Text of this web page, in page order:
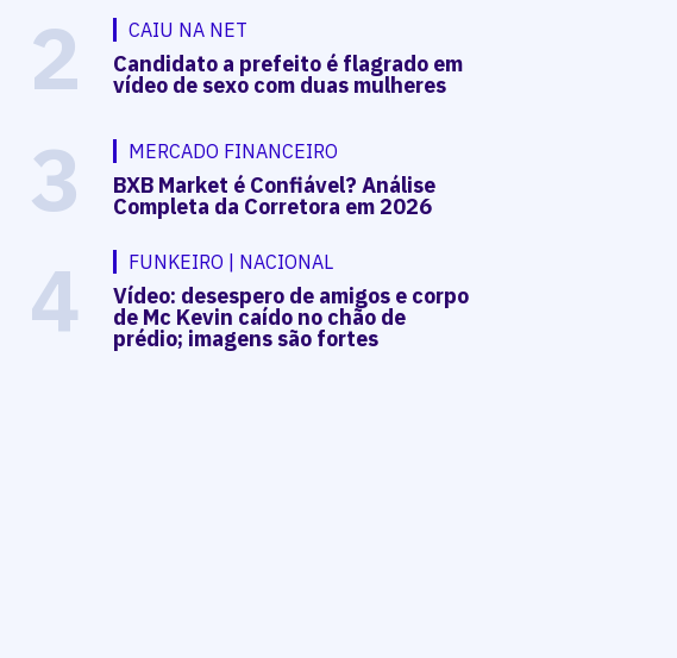
2 CAIU NA NET
Candidato a prefeito é flagrado em
vídeo de sexo com duas mulheres
3 MERCADO FINANCEIRO
BXB Market é Confiável? Análise
Completa da Corretora em 2026
4 FUNKEIRO | NACIONAL
Vídeo: desespero de amigos e corpo
de Mc Kevin caído no chão de
prédio; imagens são fortes